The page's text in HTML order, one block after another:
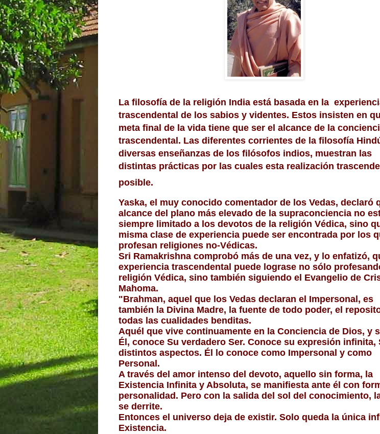
La filosofía de la religión India está basada en la
trascendental de los sabios y videntes. Estos insisten en
meta final de la vida tiene que ser el alcance de la
trascendental. Las diferentes corrientes de la filosofía
diversas enseñanzas de los filósofos indios, muestran las
distintas prácticas por las cuales esta realización
posible.
Yaska, el muy conocido comentador de los Vedas, declaró
alcance del plano más elevado de la supraconciencia no
siempre limitado a los devotos de la religión Védica, sino
misma clase de experiencia puede ser encontrada por los
profesan religiones no-Védicas.
Sri Ramakrishna comprobó más de una vez, y lo enfatizó,
experiencia trascendental puede lograse no sólo
religión Védica, sino también siguiendo el Evangelio de
Mahoma.
"Brahman, aquel que los Vedas declaran el Impersonal, es
también la Divina Madre, la fuente de todo poder, el
todas las cualidades benditas.
Aquél que vive continuamente en la Conciencia de Dios, y
Él, conoce Su verdadero Ser. Conoce su expresión infinita,
distintos aspectos. Él lo conoce como Impersonal y como
Personal.
A través del amor intenso del devoto, aquello sin forma, la
Existencia Infinita y Absoluta, se manifiesta ante él con
personalidad. Pero con la salida del sol del conocimiento,
se derrite.
Entonces el universo deja de existir. Solo queda la única
Existencia.